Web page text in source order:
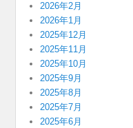
2026年2月
2026年1月
2025年12月
2025年11月
2025年10月
2025年9月
2025年8月
2025年7月
2025年6月